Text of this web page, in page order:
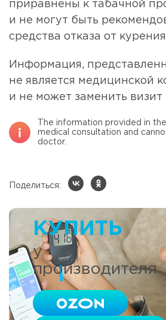
приравнены к табачной
и не могут быть
средства отказа от
Информация,
не является медицинской
и не может заменить визит
The information provided in
medical consultation and
doctor.
Поделиться:
КУПИТЬ
у
производителя